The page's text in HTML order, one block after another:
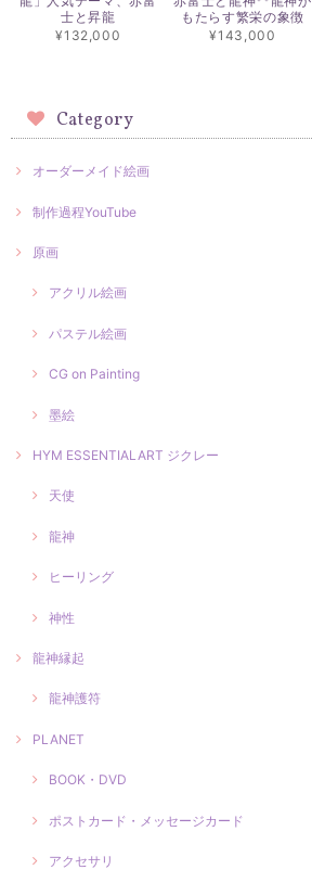
士と昇龍
¥132,000
もたらす繁栄の象徴
¥143,000
Category
オーダーメイド絵画
制作過程YouTube
原画
アクリル絵画
パステル絵画
CG on Painting
墨絵
HYM ESSENTIALART ジクレー
天使
龍神
ヒーリング
神性
龍神縁起
龍神護符
PLANET
BOOK・DVD
ポストカード・メッセージカード
アクセサリ